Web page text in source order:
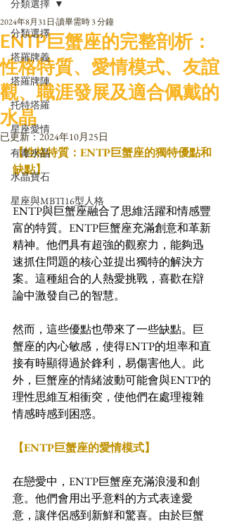
分類選擇
塔羅牌義
塔羅牌陣
托特塔羅
星座愛情
有毒水晶
水晶寶石
星座與MBTI16型人格
分類選擇
ENTP巨蟹座的完整剖析：
性格特質、愛情模式、友誼
觀、職涯發展及適合佩戴的
水晶
2024年8月31日 讀畢需時 3 分鐘
已更新：2024年10月25日
【性格特質：ENTP巨蟹座的獨特優點和
缺點】
ENTP與巨蟹座融合了思維活躍和情感豐
富的特質。ENTP巨蟹座充滿創意和革新
精神。他們具有超強的觀察力，能夠迅
速抓住問題的核心並提出獨特的解決方
案。這種組合的人熱愛挑戰，喜歡在辯
論中激發自己的智慧。
然而，這些優點也帶來了一些缺點。巨
蟹座的內心敏感，使得ENTP的坦率和直
接有時顯得過於鋒利，易傷害他人。此
外，巨蟹座的情緒波動可能會與ENTP的
理性思維互相衝突，使他們在處理複雜
情感時感到困惑。
【ENTP巨蟹座的愛情模式】
在戀愛中，ENTP巨蟹座充滿浪漫和創
意。他們會用出乎意料的方式表達愛
意，讓伴侶感到新鮮和驚喜。由於巨蟹